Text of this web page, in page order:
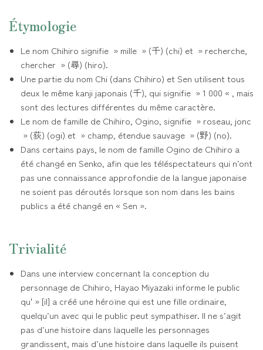
Étymologie
Le nom Chihiro signifie » mille » (千) (chi) et » recherche,
chercher » (尋) (hiro).
Une partie du nom Chi (dans Chihiro) et Sen utilisent tous
deux le même kanji japonais (千), qui signifie » 1 000 « , mais
sont des lectures différentes du même caractère.
Le nom de famille de Chihiro, Ogino, signifie » roseau, jonc
» (荻) (ogi) et » champ, étendue sauvage » (野) (no).
Dans certains pays, le nom de famille Ogino de Chihiro a
été changé en Senko, afin que les téléspectateurs qui n’ont
pas une connaissance approfondie de la langue japonaise
ne soient pas déroutés lorsque son nom dans les bains
publics a été changé en « Sen ».
Trivialité
Dans une interview concernant la conception du
personnage de Chihiro, Hayao Miyazaki informe le public
qu' » [il] a créé une héroïne qui est une fille ordinaire,
quelqu’un avec qui le public peut sympathiser. Il ne s’agit
pas d’une histoire dans laquelle les personnages
grandissent, mais d’une histoire dans laquelle ils puisent